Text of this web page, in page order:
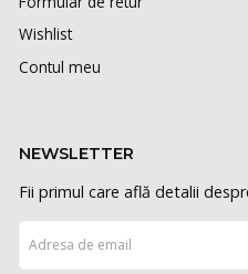
Wishlist
Contul meu
NEWSLETTER
Fii primul care află detalii